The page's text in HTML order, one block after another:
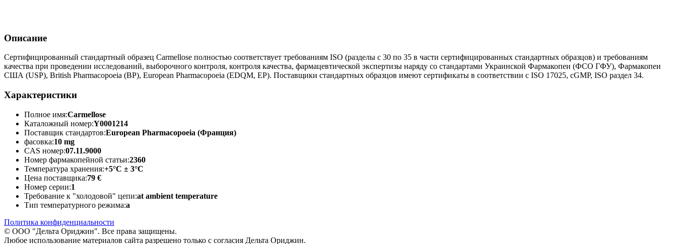
Описание
Сертифицированный стандартный образец Carmellose полностью соответствует требованиям ISO (разделы с 30 по 35 в части сертифицированных стандартных образцов) и требованиям
качества при проведении исследований, выборочного контроля, контроля качества, фармацевтической экспертизы наряду со стандартами Украинской Фармакопеи (ФСО ГФУ), Фармакопеи
США (USP), British Pharmacopoeia (BP), European Pharmacopoeia (EDQM, EP). Поставщики стандартных образцов имеют сертификаты в соответствии с ISO 17025, cGMP, ISO раздел 34.
Характеристики
Полное имя:Carmellose
Каталожный номер:Y0001214
Поставщик стандартов:European Pharmacopoeia (Франция)
фасовка:10 mg
CAS номер:07.11.9000
Номер фармакопейной статьи:2360
Температура хранения:+5°C ± 3°C
Цена поставщика:79 €
Номер серии:1
Требование к "холодовой" цепи:at ambient temperature
Тип температурного режима:a
Политика конфиденциальности
© ООО "Дельта Ориджин". Все права защищены.
Любое использование материалов сайта разрешено только с согласия Дельта Ориджин.